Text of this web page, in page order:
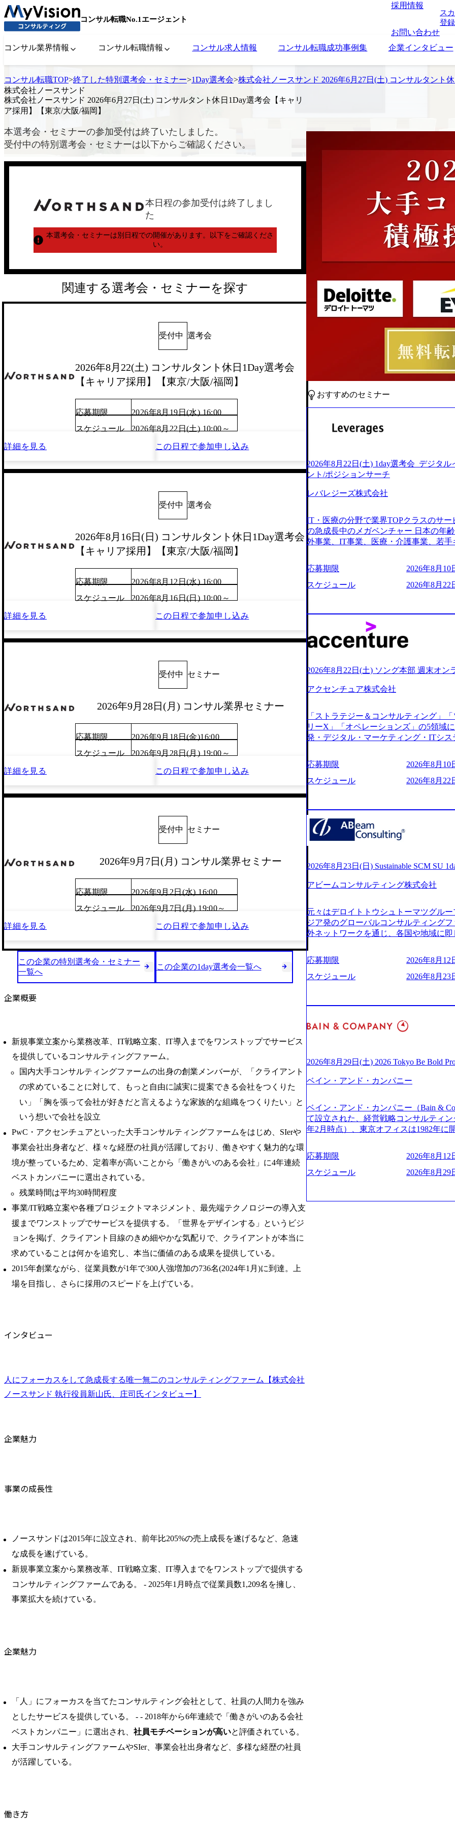
コンサル転職No.1エージェント
採用情報
お問い合わせ
ス
登
コンサル業界情報 コンサル転職情報 コンサル求人情報 コンサル転職成功事例集 企業インタビュー
コンサル転職TOP>終了した特別選考会・セミナー>1Day選考会>株式会社ノースサンド 2026年6月27日(土) コンサルタント
株式会社ノースサンド
株式会社ノースサンド 2026年6月27日(土) コンサルタント休日1Day選考会【キャリ
ア採用】【東京/大阪/福岡】
本選考会・セミナーの参加受付は終了いたしました。
受付中の特別選考会・セミナーは以下からご確認ください。
本日程の参加受付は終了しまし
た
本選考会・セミナーは別日程での開催があります。
以下をご確認くださ
い。
関連する選考会・セミナーを探す
受付中 選考会
2026年8月22(土) コンサルタント休日1Day選考会
【キャリア採用】【東京/大阪/福岡】
応募期限
2026年8月19日(水) 16:00
スケジュール
2026年8月22日(土) 10:00～
詳細を見る この日程で参加申し込み
受付中 選考会
2026年8月16日(日) コンサルタント休日1Day選考会
【キャリア採用】【東京/大阪/福岡】
応募期限
2026年8月12日(水) 16:00
スケジュール
2026年8月16日(日) 10:00～
詳細を見る この日程で参加申し込み
受付中 セミナー
2026年9月28日(月) コンサル業界セミナー
応募期限
2026年9月18日(金)16:00
スケジュール
2026年9月28日(月) 19:00～
詳細を見る この日程で参加申し込み
受付中 セミナー
2026年9月7日(月) コンサル業界セミナー
応募期限
2026年9月2日(水) 16:00
スケジュール
2026年9月7日(月) 19:00～
詳細を見る この日程で参加申し込み
この企業の特別選考会・セミナー
一覧へ
この企業の1day選考会一覧へ
企業概要
新規事業立案から業務改革、IT戦略立案、IT導入までをワンストップでサービス
を提供しているコンサルティングファーム。
国内大手コンサルティングファームの出身の創業メンバーが、「クライアント
の求めていることに対して、もっと自由に誠実に提案できる会社をつくりた
い」「胸を張って会社が好きだと言えるような家族的な組織をつくりたい」と
いう想いで会社を設立
PwC・アクセンチュアといった大手コンサルティングファームをはじめ、SIerや
事業会社出身者など、様々な経歴の社員が活躍しており、働きやすく魅力的な環
境が整っているため、定着率が高いことから「働きがいのある会社」に4年連続
ベストカンパニーに選出されている。
残業時間は平均30時間程度
事業/IT戦略立案や各種プロジェクトマネジメント、最先端テクノロジーの導入支
援までワンストップでサービスを提供する。「世界をデザインする」というビジ
ョンを掲げ、クライアント目線のきめ細やかな気配りで、クライアントが本当に
求めていることは何かを追究し、本当に価値のある成果を提供している。
2015年創業ながら、従業員数が1年で300人強増加の736名(2024年1月)に到達。上
場を目指し、さらに採用のスピードを上げている。
インタビュー
人にフォーカスをして急成長する唯一無二のコンサルティングファーム【株式会社
ノースサンド 執行役員新山氏、庄司氏インタビュー】
企業魅力
事業の成長性
ノースサンドは2015年に設立され、前年比205%の売上成長を遂げるなど、急速
な成長を遂げている。 ​
新規事業立案から業務改革、IT戦略立案、IT導入までをワンストップで提供する
コンサルティングファームである。 ​- 2025年1月時点で従業員数1,209名を擁し、
事業拡大を続けている。
企業魅力
「人」にフォーカスを当てたコンサルティング会社として、社員の人間力を強み
としたサービスを提供している。 ​- - 2018年から6年連続で「働きがいのある会社
ベストカンパニー」に選出され、 社員モチベーションが高いと評価されている。 ​
大手コンサルティングファームやSIer、事業会社出身者など、多様な経歴の社員
が活躍している。
働き方
おすすめのセミナー
2026年8月22日(土) 1day選考会_デジタ
ント/ポジションサーチ
レバレジーズ株式会社
IT・医療の分野で業界TOPクラスのサ
の急成長中のメガベンチャー 日本の年
外事業、IT事業、医療・介護事業、若
どの人員調達できる 独立資本経営をと
orage.googleapis.com/our-vision-
242d0de-3e54-4f03-b076-
ng-xiang-ke) 「働く人」「事業・サービ
リアルを取り上げています！ (https://
大分県より「外国人留学生等受入環境整
main/html/rd/p/
ム「NALYSYS」リリース (https://
レジーズで活躍するメンバー紹介！〜 管
s://www.youtube.com/
に1兆円を目指す日本にもなかなかない
130%成長 https://storage.googleapis.com/
20251030164405_5c527843-d227-4df8-
googleapis.com/our-vision-
上もの新規事業を立ち上げているため
かする「オールインハウス」型の組織
主体的かつ柔軟なキャリア形成が可能。
88_1200x698.webp ## 働き方／WLB／
り、 働き甲斐のあるランキング、新卒
であり株主からの圧力がないため事業
て長期的な成長を若手に任せられる環
年間データ、エンジニア組織） 2026年8
ていただきます。ご了承ください。 ●
別に当日の面接案内をお送りいたしま
適性検査をご受検いただきます。 ● 詳
ションサーチになります。 ご経験やス
用となります。 ※案件によっては客先
サルタント＞ Webアプリケーション、
ー・スタートアップ企業に対する課題
メント支援までを一気通貫で担当して
を活用し、顧客の業務革新と効率化の
を深くヒアリングし、企画構想からア
貫で推進していただきます。 プロジェ
す。 ＜SE＞ 参画いただく案件はプライ
画当初はご経験に応じたフェーズから
ただきます。 課題選定から顧客への企
していただきます。 アジャイル開発を
ながら改善サイクルを回すため、ご自
ワー 事業所内禁煙(入居する施設に喫煙
れかのご経験をお持ちの方 ・システム
義～基本設計など上流経験2年以上 ・
応募期限
2026年8月10
スケジュール
2026年8月22
2026年8月22日(土) ソング本部 週末オン
アクセンチュア株式会社
「ストラテジー＆コンサルティング」
リーX」「オペレーションズ」の5領域
発・デジタル・マーケティング・ITシ
ファームである あらゆる産業において
ne Global 500社の80％以上の企業をク
ジェクトは「ファーストリテイリング
ンサルティング活動のみならず、2021
を設立し、人工知能とデータアナリテ
する活動や、デジタル人材育成の支援も
e.com/content/dam/accenture/final/
e.pdf#zoom=50) 女性の活躍について
ログ (https://www.accenture.com/jp-ja/
理由【コンサル業界俯瞰マップ】 (https://
e/detail/45446) エンジニアからコンサル
(https://www.businessinsider.jp/post-
ライゼーション (https://
ustomization) 大正製薬：ITカーブアウト支
ies/consulting/taisho-pharmaceutical)（ス
ンク：初のオンライン開催「SoftBank
s://www.accenture.com/jp-ja/case-studies/
業省：事業者の申請手続きを電子化す
例を実現 (https://www.accenture.com/jp-ja/
ps://www.accenture.com/jp-ja/case-studies/
ービス） 世界49カ国に約73万人以上（
上の国の企業を顧客に売上641億ドルを
ている、売上・従業員数共にこの8年間
今後も高い成長が見込まれる 多くの技
ングに続いて日本国内2番目にSAP認定
引き留めを受けずに移動が可能である
取得率など約10項目を数値化すること
成功した 18時以降の会議を原則禁止と
進する 育休取得率は男性65%、女性
管理職率も21.8%（2023年12月時点）
日(土) 面接枠 ①10時開始、②11時開始、③12時開始 2026年8月10日(月) 16:00 各回5
応募期限
2026年8月10
スケジュール
2026年8月22
2026年8月23日(日) Sustainable SCM SU
アビームコンサルティング株式会社
元々はデロイトトウシュトーマツグル
ジア発のグローバルコンサルティング
外ネットワークを通じ、各国や地域に
ンドメッセージに掲げ、企業や組織の
未来のありたい姿を実現するとともに
価値及び経済的価値の追求にも貢献
グなどの専門知識と、豊富な経験を持
有する 金融、製造、流通、エネルギー
ライアントとしている SAP領域におい
以上、日本国内で企業最多の5,399件の
る また、日本国内企業として最多の
を基に独自の方法論やテンプレートを
uction.appspot.com/public/images/
nt/dam/abeam/jp/ja/about/company/
WARD OF EXCELLENCE 2024』にお
賞 (https://prtimes.jp/main/html/rd/p/
ング、社員の健康改善を支援 食事・睡
s://www.businessinsider.jp/post-283587)
の可視化を支援 「インパクト加重会計
トを算出 (https://prtimes.jp/main/html/rd/p/
て20年近く成長を続けており、2022年3
応募期限
2026年8月12
スケジュール
2026年8月23
2026年8月29日(土) 2026 Tokyo Be Bold
ベイン・アンド・カンパニー
ベイン・アンド・カンパニー（Bain &
て設立された、経営戦略コンサルティ
年2月時点）、東京オフィスは1982年に
ベインは1973年に創業された。クライ
よう、カスタマイズされた戦略を策定
行動に落とし込んでいる。 徹底した「
社戦略やトランスフォーメーション案
るものとして「True North」（真北）と
応募期限
2026年8月12
スケジュール
2026年8月29